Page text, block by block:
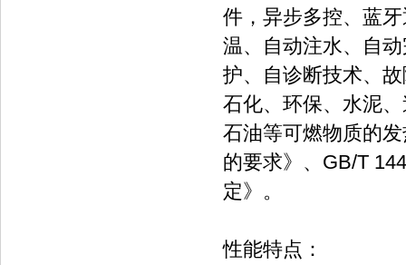
件，异步多控、蓝
温、自动注水、自
护、自诊断技术、
石化、环保、水泥
石油等可燃物质的
的要求》、GB/T
定》。
性能特点：